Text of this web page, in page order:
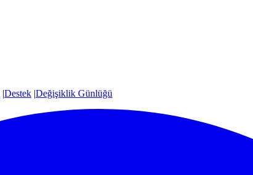
|Destek |Değişiklik Günlüğü